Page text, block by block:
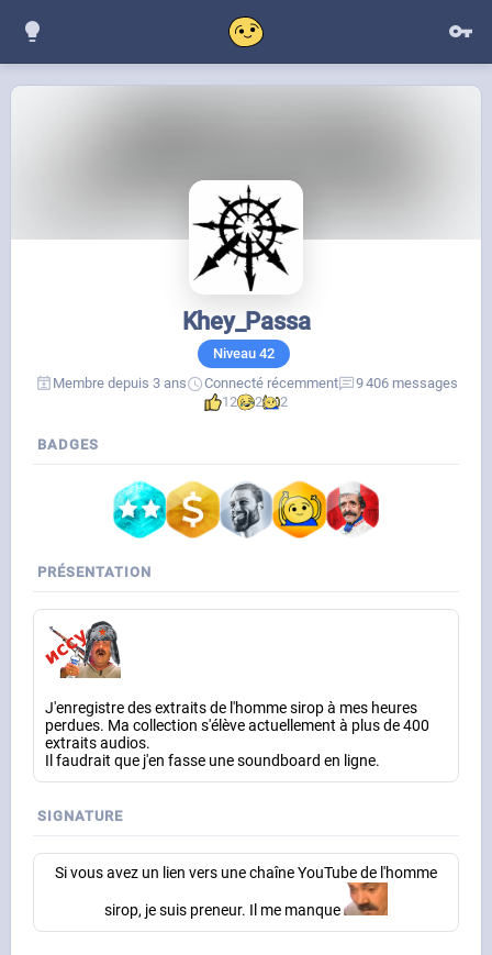
Khey_Passa
Niveau 42
Membre depuis 3 ans
Connecté récemment
9 406 messages
12
2 2
BADGES
PRÉSENTATION
J'enregistre des extraits de l'homme sirop à mes heures
perdues. Ma collection s'élève actuellement à plus de 400
extraits audios.
Il faudrait que j'en fasse une soundboard en ligne.
SIGNATURE
Si vous avez un lien vers une chaîne YouTube de l'homme
sirop, je suis preneur. Il me manque